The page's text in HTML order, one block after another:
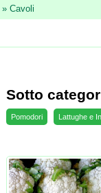
» Cavoli
Sotto
Pomodori Lattughe e